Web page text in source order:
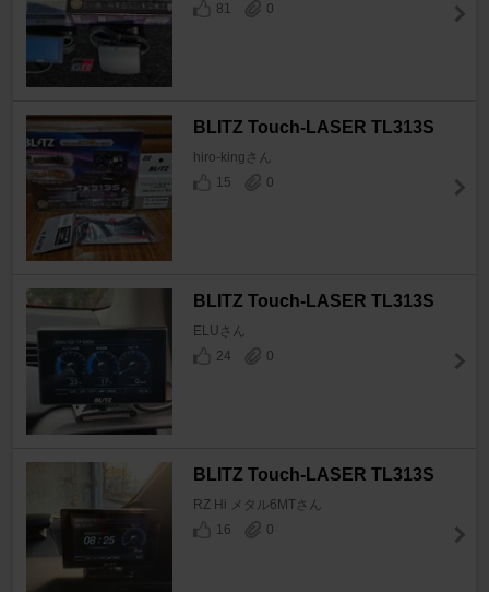
81
0
BLITZ Touch-LASER TL313S
hiro-kingさん
15
0
BLITZ Touch-LASER TL313S
ELUさん
24
0
BLITZ Touch-LASER TL313S
RZ Hi メタル6MTさん
16
0